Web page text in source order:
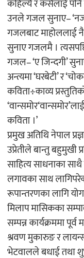
कहिल्यै र कसैलाई पनि
उनले गजल सुनाए–
गजलबाट माहोललाई
सुनाए गजलमै ।
गजल– ‘ए जिन्दगी’
अन्त्यमा ‘घरबेटी’ र
कविता÷काव्य
कविता ।’
प्रमुख अतिथि नेपाल
उप्रेतीले बान्तु बहुमुखी
साहित्य साधनाका
लगावका साथ
रूपान्तरणका लागि
मिलाप मासिकका
सम्पन्न कार्यक्रममा
श्रवण मुकारुङ र
भेटवालले बधाई तथा